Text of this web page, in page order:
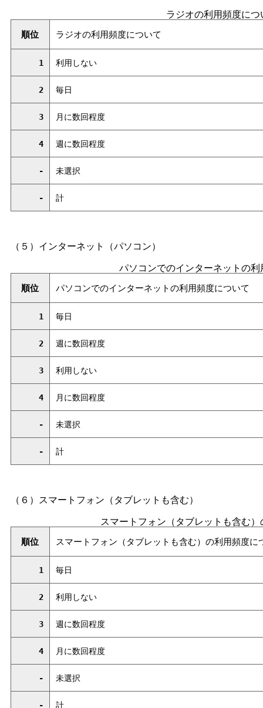
ラジオの利用頻度につ
順位 ラジオの利用頻度について
1 利用しない
2 毎日
3 月に数回程度
4 週に数回程度
- 未選択
- 計
（５）インターネット（パソコン）
パソコンでのインターネットの
順位 パソコンでのインターネットの利用頻度について
1 毎日
2 週に数回程度
3 利用しない
4 月に数回程度
- 未選択
- 計
（６）スマートフォン（タブレットも含む）
スマートフォン（タブレットも含む
順位 スマートフォン（タブレットも含む）の利用頻度に
1 毎日
2 利用しない
3 週に数回程度
4 月に数回程度
- 未選択
- 計